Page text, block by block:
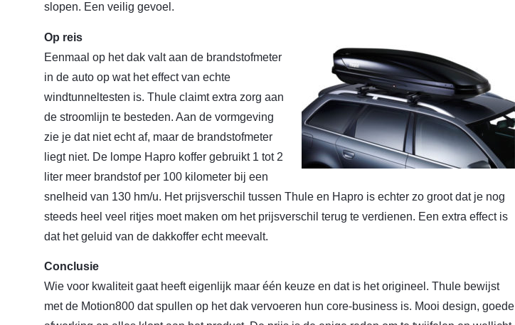
slopen. Een veilig gevoel.
Op reis
Eenmaal op het dak valt aan de brandstofmeter
in de auto op wat het effect van echte
windtunneltesten is. Thule claimt extra zorg aan
de stroomlijn te besteden. Aan de vormgeving
zie je dat niet echt af, maar de brandstofmeter
liegt niet. De lompe Hapro koffer gebruikt 1 tot 2
liter meer brandstof per 100 kilometer bij een
snelheid van 130 hm/u. Het prijsverschil tussen Thule en Hapro is echter zo groot dat je nog
steeds heel veel ritjes moet maken om het prijsverschil terug te verdienen. Een extra effect is
dat het geluid van de dakkoffer echt meevalt.
Conclusie
Wie voor kwaliteit gaat heeft eigenlijk maar één keuze en dat is het origineel. Thule bewijst
met de Motion800 dat spullen op het dak vervoeren hun core-business is. Mooi design, goede